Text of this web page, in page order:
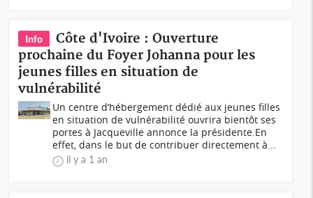
Info
Côte d'Ivoire : Ouverture
prochaine du Foyer Johanna pour les
jeunes filles en situation de
vulnérabilité
Un centre d’hébergement dédié aux jeunes filles
en situation de vulnérabilité ouvrira bientôt ses
portes à Jacqueville annonce la présidente.En
effet, dans le but de contribuer directement à...
il y a 1 an